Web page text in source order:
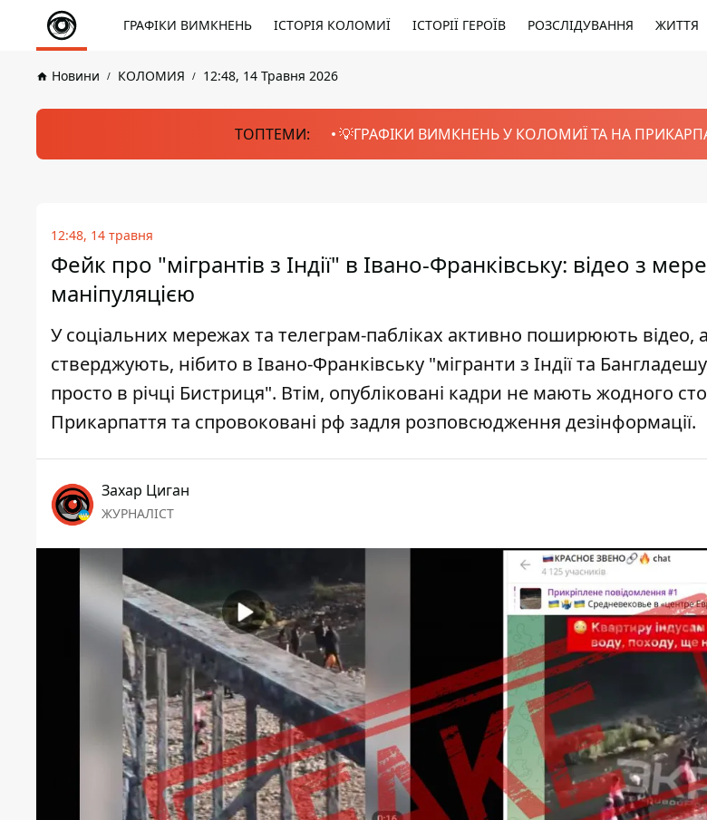
ГРАФІКИ ВИМКНЕНЬ ІСТОРІЯ КОЛОМИЇ ІСТОРІЇ ГЕРОЇВ РОЗСЛІДУВАННЯ ЖИТТЯ
Новини КОЛОМИЯ 12:48, 14 Травня 2026
ТОПТЕМИ: 💡ГРАФІКИ ВИМКНЕНЬ У КОЛОМИЇ ТА НА
12:48, 14 травня
Фейк про "мігрантів з Індії" в Івано-Франківську: відео з
маніпуляцією
У соціальних мережах та телеграм-пабліках активно поширюють відео,
стверджують, нібито в Івано-Франківську "мігранти з Індії та
просто в річці Бистриця". Втім, опубліковані кадри не мають жодного
Прикарпаття та спровоковані рф задля розповсюдження дезінформації.
Захар Циган
ЖУРНАЛІСТ